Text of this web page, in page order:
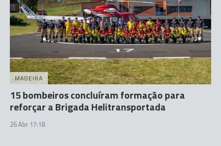
MADEIRA
15 bombeiros concluíram formação para
reforçar a Brigada Helitransportada
26 Abr 17:18